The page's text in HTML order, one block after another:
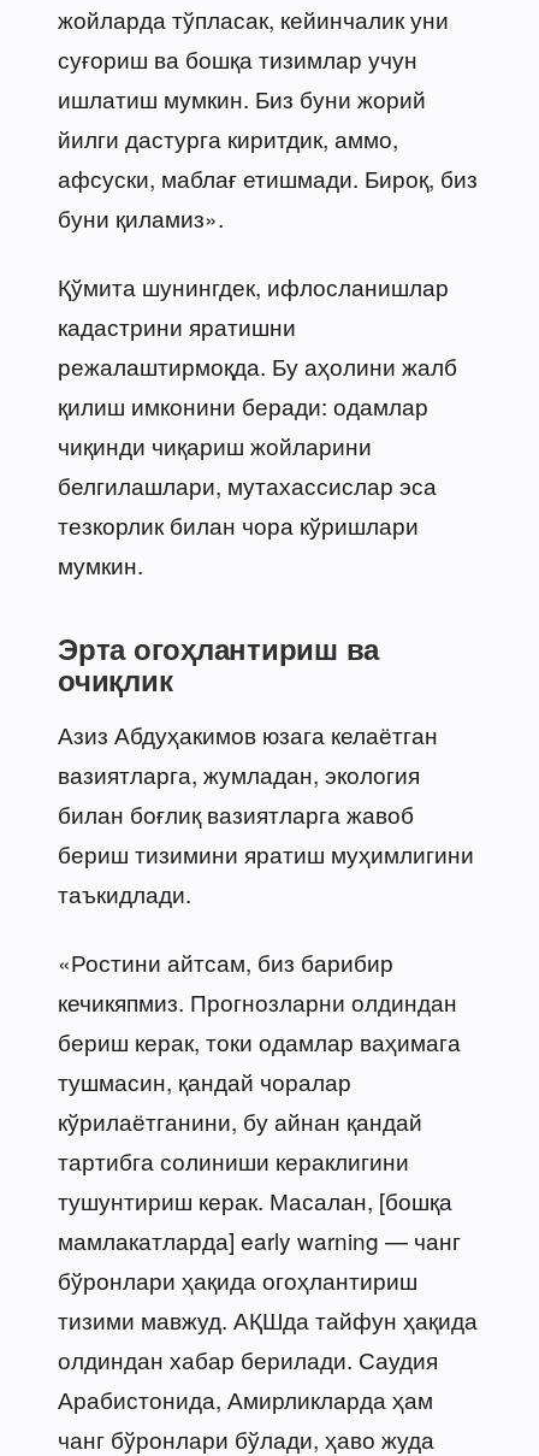
жойларда тўпласак, кейинчалик уни
суғориш ва бошқа тизимлар учун
ишлатиш мумкин. Биз буни жорий
йилги дастурга киритдик, аммо,
афсуски, маблағ етишмади. Бироқ, биз
буни қиламиз».
Қўмита шунингдек, ифлосланишлар
кадастрини яратишни
режалаштирмоқда. Бу аҳолини жалб
қилиш имконини беради: одамлар
чиқинди чиқариш жойларини
белгилашлари, мутахассислар эса
тезкорлик билан чора кўришлари
мумкин.
Эрта огоҳлантириш ва
очиқлик
Азиз Абдуҳакимов юзага келаётган
вазиятларга, жумладан, экология
билан боғлиқ вазиятларга жавоб
бериш тизимини яратиш муҳимлигини
таъкидлади.
«Ростини айтсам, биз барибир
кечикяпмиз. Прогнозларни олдиндан
бериш керак, токи одамлар ваҳимага
тушмасин, қандай чоралар
кўрилаётганини, бу айнан қандай
тартибга солиниши кераклигини
тушунтириш керак. Масалан, [бошқа
мамлакатларда] early warning — чанг
бўронлари ҳақида огоҳлантириш
тизими мавжуд. АҚШда тайфун ҳақида
олдиндан хабар берилади. Саудия
Арабистонида, Амирликларда ҳам
чанг бўронлари бўлади, ҳаво жуда